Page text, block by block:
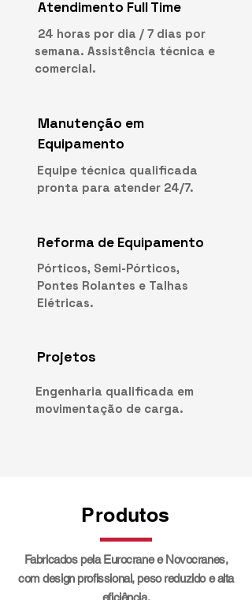
Atendimento Full Time
24 horas por dia / 7 dias por
semana. Assistência técnica e
comercial.
Manutenção em
Equipamento
Equipe técnica qualificada
pronta para atender 24/7.
Reforma de Equipamento​
Pórticos, Semi-Pórticos,
Pontes Rolantes e Talhas
Elétricas.
Projetos
Engenharia qualificada em
movimentação de carga.
Produtos
Fabricados pela Eurocrane e Novocranes,
com design profissional, peso reduzido e alta
eficiência.